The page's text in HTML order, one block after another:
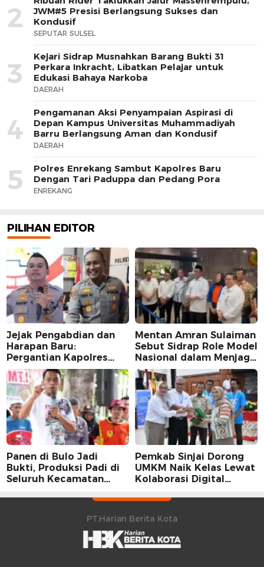
2
JWM#5 Presisi Berlangsung Sukses dan
Kondusif
SEPUTAR SULSEL
3
Kejari Sidrap Musnahkan Barang Bukti 31
Perkara Inkracht, Libatkan Pelajar untuk
Edukasi Bahaya Narkoba
DAERAH
4
Pengamanan Aksi Penyampaian Aspirasi di
Depan Kampus Universitas Muhammadiyah
Barru Berlangsung Aman dan Kondusif
DAERAH
5
Polres Enrekang Sambut Kapolres Baru
Dengan Tari Paduppa dan Pedang Pora
ENREKANG
PILIHAN EDITOR
Jejak Pengabdian dan
Harapan Baru:
Pergantian Kapolres
Sidrap dalam Perspektif
Karier Dua Perwira
Mentan Amran Sulaiman
Sebut Sidrap Role Model
Nasional dalam Menjaga
Stabilitas Harga Telur
Panen di Bulo Jadi
Bukti, Produksi Padi di
Seluruh Kecamatan
Peningkatan
Pemkab Sinjai Dorong
UMKM Naik Kelas Lewat
Kolaborasi Digital
PT.Harian Berita Kota